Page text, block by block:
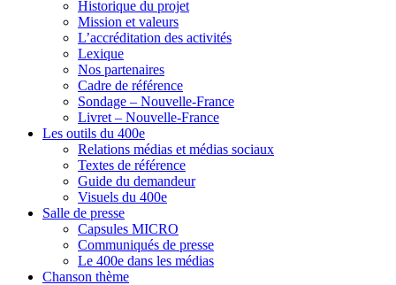
Historique du projet
Mission et valeurs
L’accréditation des activités
Lexique
Nos partenaires
Cadre de référence
Sondage – Nouvelle-France
Livret – Nouvelle-France
Les outils du 400e
Relations médias et médias sociaux
Textes de référence
Guide du demandeur
Visuels du 400e
Salle de presse
Capsules MICRO
Communiqués de presse
Le 400e dans les médias
Chanson thème